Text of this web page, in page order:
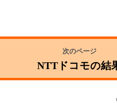
NTTドコモの結